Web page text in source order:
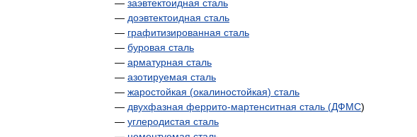
— заэвтектоидная сталь
— доэвтектоидная сталь
— графитизированная сталь
— буровая сталь
— арматурная сталь
— азотируемая сталь
— жаростойкая (окалиностойкая) сталь
— двухфазная феррито-мартенситная сталь (ДФМС)
— углеродистая сталь